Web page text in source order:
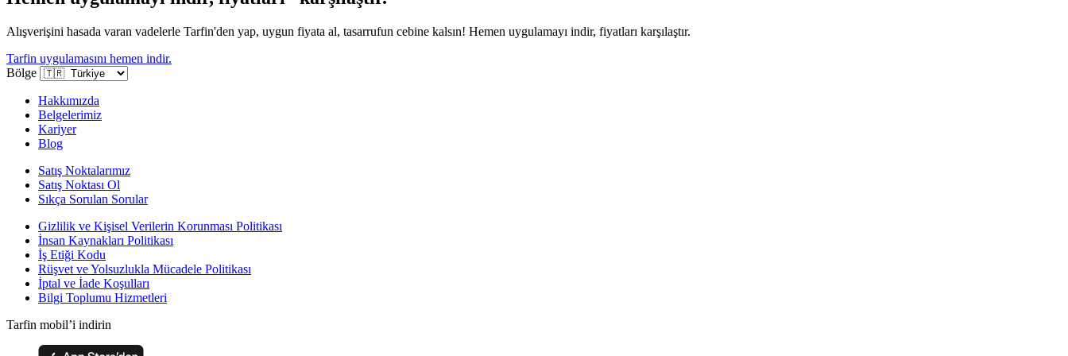
Alışverişini hasada varan vadelerle Tarfin'den yap, uygun fiyata al, tasarrufun cebine kalsın! Hemen uygulamayı indir, fiyatları karşılaştır.
Tarfin uygulamasını hemen indir.
Bölge
Hakkımızda
Belgelerimiz
Kariyer
Blog
Satış Noktalarımız
Satış Noktası Ol
Sıkça Sorulan Sorular
Gizlilik ve Kişisel Verilerin Korunması Politikası
İnsan Kaynakları Politikası
İş Etiği Kodu
Rüşvet ve Yolsuzlukla Mücadele Politikası
İptal ve İade Koşulları
Bilgi Toplumu Hizmetleri
Tarfin mobil’i indirin